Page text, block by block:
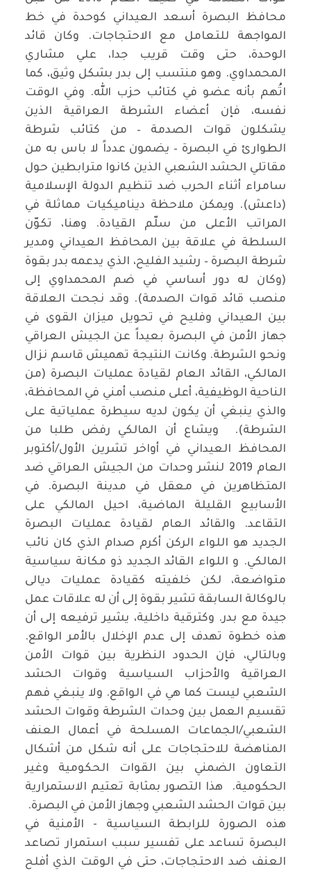
محافظ البصرة أسعد العيداني كوحدة في خط
المواجهة للتعامل مع الاحتجاجات. وكان قائد
الوحدة، حتى وقت قريب جدا، علي مشاري
المحمداوي. وهو منتسب إلى بدر بشكل وثيق، كما
اتُهم بأنه عضو في كتائب حزب الله. وفي الوقت
نفسه، فإن أعضاء الشرطة العراقية الذين
يشكلون قوات الصدمة – من كتائب شرطة
الطوارئ في البصرة – يضمون عدداً لا باس به من
مقاتلي الحشد الشعبي الذين كانوا مترابطين حول
سامراء أثناء الحرب ضد تنظيم الدولة الإسلامية
(داعش). ويمكن ملاحظة ديناميكيات مماثلة في
المراتب الأعلى من سلّم القيادة. وهنا، تكوّن
السلطة في علاقة بين المحافظ العيداني ومدير
شرطة البصرة – رشيد الفليح، الذي يدعمه بدر بقوة
(وكان له دور أساسي في ضم المحمداوي إلى
منصب قائد قوات الصدمة). وقد نجحت العلاقة
بين العيداني وفليح في تحويل ميزان القوى في
جهاز الأمن في البصرة بعيداً عن الجيش العراقي
ونحو الشرطة. وكانت النتيجة تهميش قاسم نزال
المالكي، القائد العام لقيادة عمليات البصرة (من
الناحية الوظيفية، أعلى منصب أمني في المحافظة،
والذي ينبغي أن يكون لديه سيطرة عملياتية على
الشرطة). ويشاع أن المالكي رفض طلبا من
المحافظ العيداني في أواخر تشرين الأول/أكتوبر
العام 2019 لنشر وحدات من الجيش العراقي ضد
المتظاهرين في معقل في مدينة البصرة. في
الأسابيع القليلة الماضية، احيل المالكي على
التقاعد. والقائد العام لقيادة عمليات البصرة
الجديد هو اللواء الركن أكرم صدام الذي كان نائب
المالكي. و اللواء القائد الجديد ذو مكانة سياسية
متواضعة، لكن خلفيته كقيادة عمليات ديالى
بالوكالة السابقة تشير بقوة إلى أن له علاقات عمل
جيدة مع بدر. وكترقية داخلية، يشير ترفيعه إلى أن
هذه خطوة تهدف إلى عدم الإخلال بالأمر الواقع.
وبالتالي، فإن الحدود النظرية بين قوات الأمن
العراقية والأحزاب السياسية وقوات الحشد
الشعبي ليست كما هي في الواقع. ولا ينبغي فهم
تقسيم العمل بين وحدات الشرطة وقوات الحشد
الشعبي/الجماعات المسلحة في أعمال العنف
المناهضة للاحتجاجات على أنه شكل من أشكال
التعاون الضمني بين القوات الحكومية وغير
الحكومية. هذا التصور بمثابة تعتيم الاستمرارية
بين قوات الحشد الشعبي وجهاز الأمن في البصرة.
هذه الصورة للرابطة السياسية - الأمنية في
البصرة تساعد على تفسير سبب استمرار تصاعد
العنف ضد الاحتجاجات، حتى في الوقت الذي أفلح